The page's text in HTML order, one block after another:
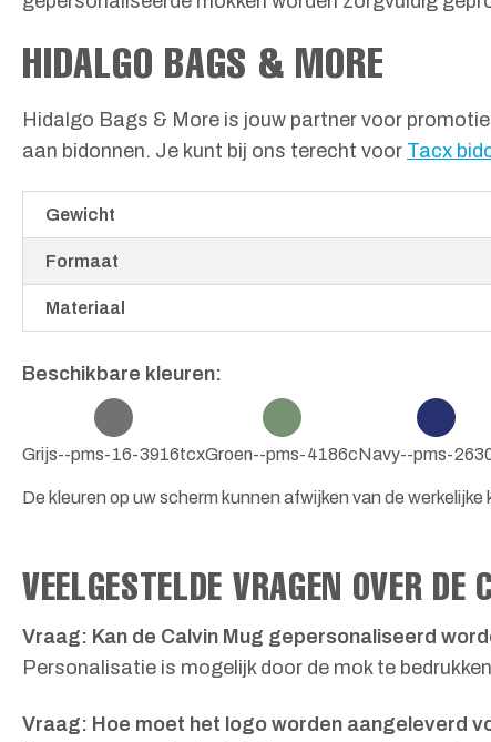
HIDALGO BAGS & MORE
Hidalgo Bags & More is jouw partner voor
aan bidonnen. Je kunt bij ons terecht voor Tacx
Gewicht
Formaat
Materiaal
Beschikbare kleuren:
Grijs--pms-16-3916tcxGroen--pms-4186cNavy--pms-
De kleuren op uw scherm kunnen afwijken van de
VEELGESTELDE VRAGEN OVER
Vraag: Kan de Calvin Mug gepersonaliseerd
Personalisatie is mogelijk door de mok te
Vraag: Hoe moet het logo worden aangeleverd